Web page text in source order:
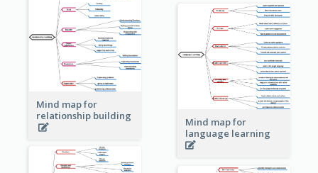
Mind map for
relationship building
Mind map for
language learning